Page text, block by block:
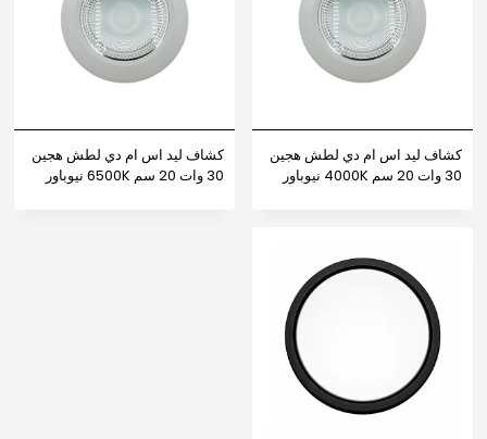
كشاف ليد اس ام دي لطش هجين
30 وات 20 سم 4000K نيوباور
كشاف ليد اس ام دي لطش هجين
30 وات 20 سم 6500K نيوباور